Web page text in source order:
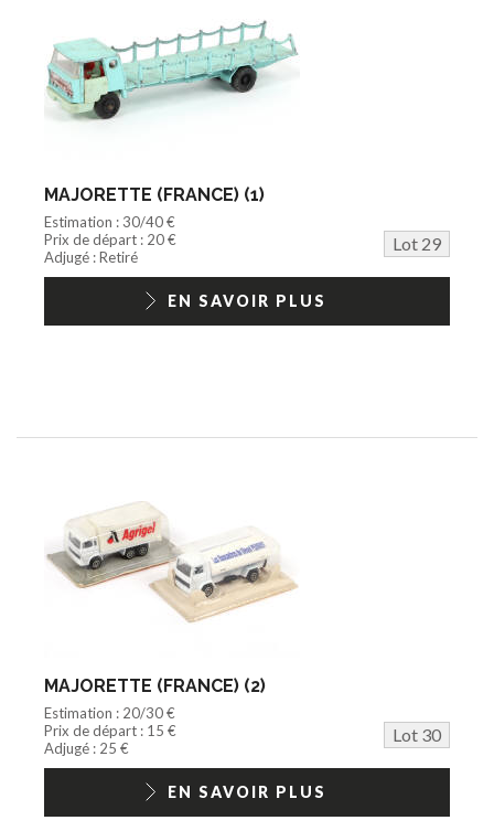
MAJORETTE (FRANCE) (1)
Estimation : 30/40 €
Prix de départ : 20 €
Lot 29
Adjugé : Retiré
EN SAVOIR PLUS
MAJORETTE (FRANCE) (2)
Estimation : 20/30 €
Prix de départ : 15 €
Lot 30
Adjugé : 25 €
EN SAVOIR PLUS